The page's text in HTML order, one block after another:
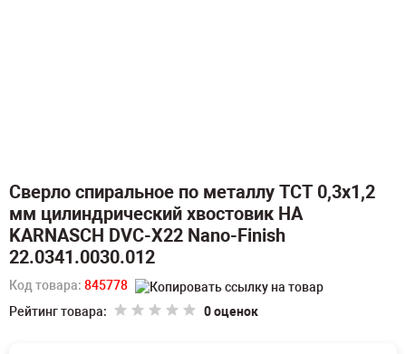
Сверло спиральное по металлу TCT 0,3х1,2
мм цилиндрический хвостовик HA
KARNASCH DVC-X22 Nano-Finish
22.0341.0030.012
Код товара: 845778
Рейтинг товара:
0 оценок